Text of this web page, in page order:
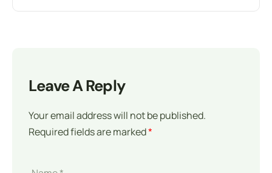
Leave A Reply
Your email address will not be published.
Required fields are marked*